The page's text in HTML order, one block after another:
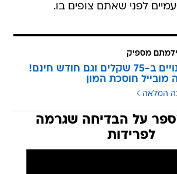
לפני שאתם צופים בו.
מספיק
3 מנויים ב-75 שקלים וגם חודש חינם!
מובייל חוסכת המון
המלאה
על הבדיחה שגרמה
לפרידות